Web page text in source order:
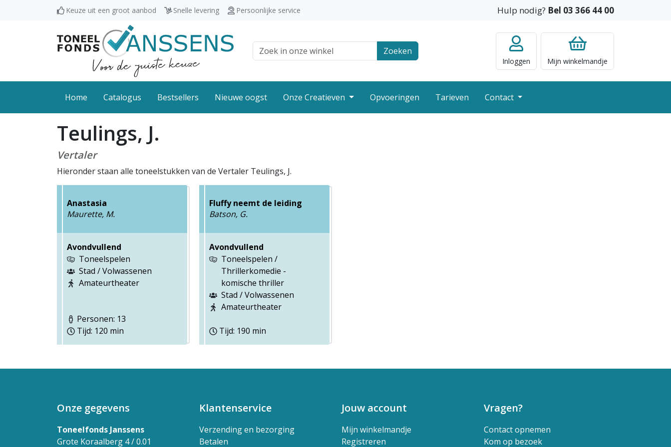
Keuze uit een groot aanbod Snelle levering Persoonlijke service Hulp nodig? Bel 03 366 44 00
Zoek veld Zoeken
Inloggen Mijn winkelmandje
Home Catalogus Bestsellers Nieuwe oogst Onze Creatieven Opvoeringen Tarieven Contact
Teulings, J.
Vertaler
Hieronder staan alle toneelstukken van de Vertaler Teulings, J.
Anastasia
Maurette, M.
Avondvullend
Toneelspelen
Stad / Volwassenen
Amateurtheater
Personen: 13
Tijd: 120 min
Fluffy neemt de leiding
Batson, G.
Avondvullend
Toneelspelen /
Thrillerkomedie -
komische thriller
Stad / Volwassenen
Amateurtheater
Tijd: 190 min
Onze gegevens
Toneelfonds Janssens
Grote Koraalberg 4 / 0.01
Klantenservice
Verzending en bezorging
Betalen
Jouw account
Mijn winkelmandje
Registreren
Vragen?
Contact opnemen
Kom op bezoek